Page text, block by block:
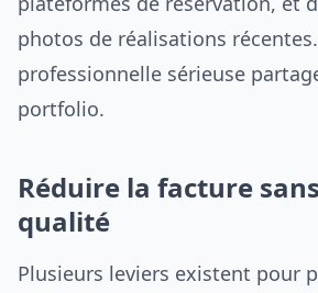
photos de réalisations
professionnelle sérieuse
portfolio.
Réduire la facture
qualité
Plusieurs leviers existent pour